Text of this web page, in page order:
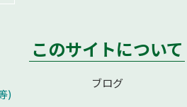
)
このサイトについて
ブログ